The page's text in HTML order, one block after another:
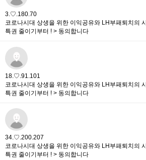
3.♡.180.70
코로나시대 상생을 위한 이익공유와 LH부패퇴치의
특권 줄이기부터 ! > 동의합니다
18.♡.91.101
코로나시대 상생을 위한 이익공유와 LH부패퇴치의
특권 줄이기부터 ! > 동의합니다
34.♡.200.207
코로나시대 상생을 위한 이익공유와 LH부패퇴치의
특권 줄이기부터 ! > 동의합니다